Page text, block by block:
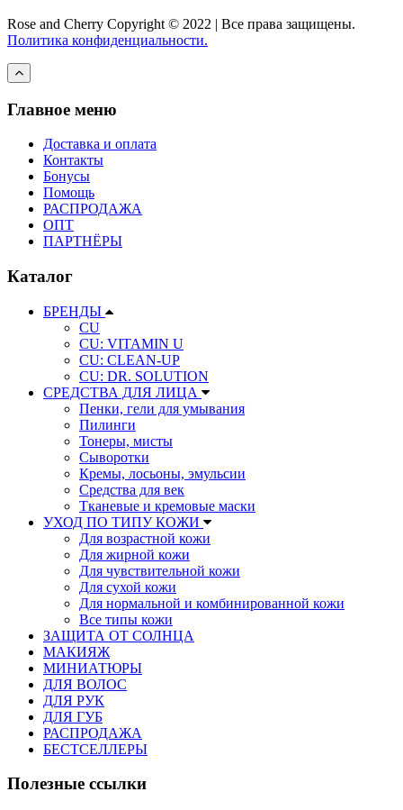
Rose and Cherry Copyright © 2022 | Все права защищены.
Политика конфиденциальности.
Главное меню
Доставка и оплата
Контакты
Бонусы
Помощь
РАСПРОДАЖА
ОПТ
ПАРТНЁРЫ
Каталог
БРЕНДЫ
CU
CU: VITAMIN U
CU: СLEAN-UP
CU: DR. SOLUTION
СРЕДСТВА ДЛЯ ЛИЦА
Пенки, гели для умывания
Пилинги
Тонеры, мисты
Сыворотки
Кремы, лосьоны, эмульсии
Средства для век
Тканевые и кремовые маски
УХОД ПО ТИПУ КОЖИ
Для возрастной кожи
Для жирной кожи
Для чувствительной кожи
Для сухой кожи
Для нормальной и комбинированной кожи
Все типы кожи
ЗАЩИТА ОТ СОЛНЦА
МАКИЯЖ
МИНИАТЮРЫ
ДЛЯ ВОЛОС
ДЛЯ РУК
ДЛЯ ГУБ
РАСПРОДАЖА
БЕСТСЕЛЛЕРЫ
Полезные ссылки